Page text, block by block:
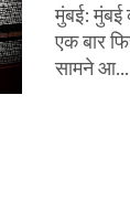
मुंबई: मुंबई
एक बार
सामने आ...